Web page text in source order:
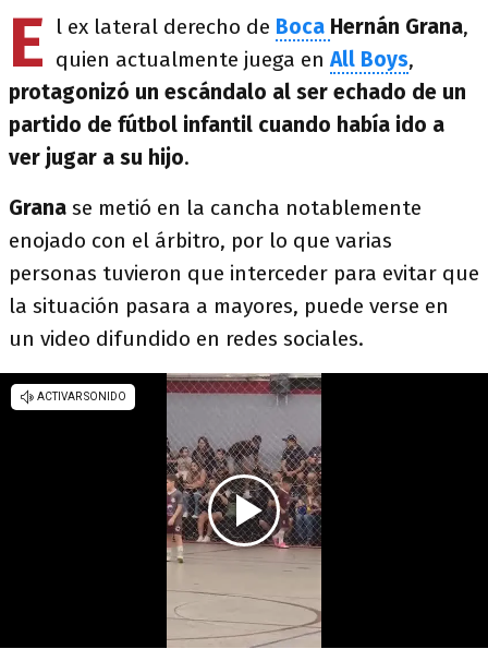
E l ex lateral derecho de Boca Hernán Grana,
quien actualmente juega enAll Boys,
protagonizó un escándalo al ser echado de un
partido de fútbol infantil cuando había ido a
ver jugar a su hijo.
Grana se metió en la cancha notablemente
enojado con el árbitro, por lo que varias
personas tuvieron que interceder para evitar que
la situación pasara a mayores, puede verse en
un video difundido en redes sociales.